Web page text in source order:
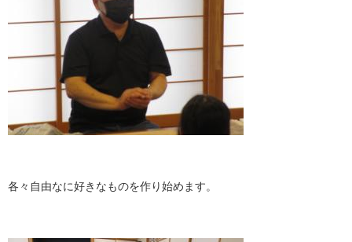
各々自由なに好きなものを作り始めます。